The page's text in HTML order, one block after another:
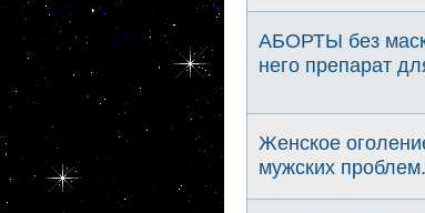
АБОРТЫ без
него препарат
Женское
мужских проблем.